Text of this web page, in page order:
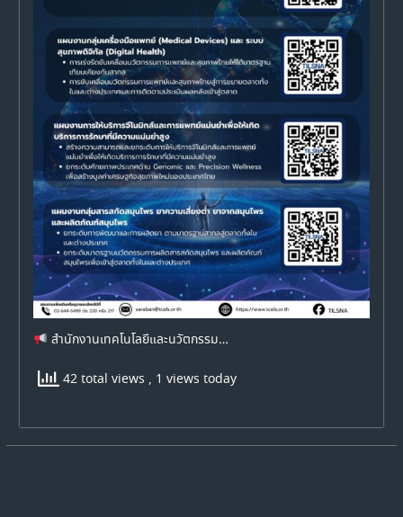
สำนักงานเทคโนโลยีและนวัตกรรม…
42 total views , 1 views today